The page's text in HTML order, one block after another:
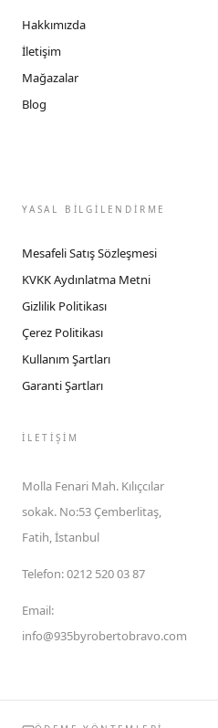
Hakkımızda
İletişim
Mağazalar
Blog
YASAL BİLGİLENDİRME
Mesafeli Satış Sözleşmesi
KVKK Aydınlatma Metni
Gizlilik Politikası
Çerez Politikası
Kullanım Şartları
Garanti Şartları
İLETIŞIM
Molla Fenari Mah. Kılıçcılar
sokak. No:53 Çemberlitaş,
Fatih, İstanbul
Telefon:0212 520 03 87
Email:
info@935byrobertobravo.com